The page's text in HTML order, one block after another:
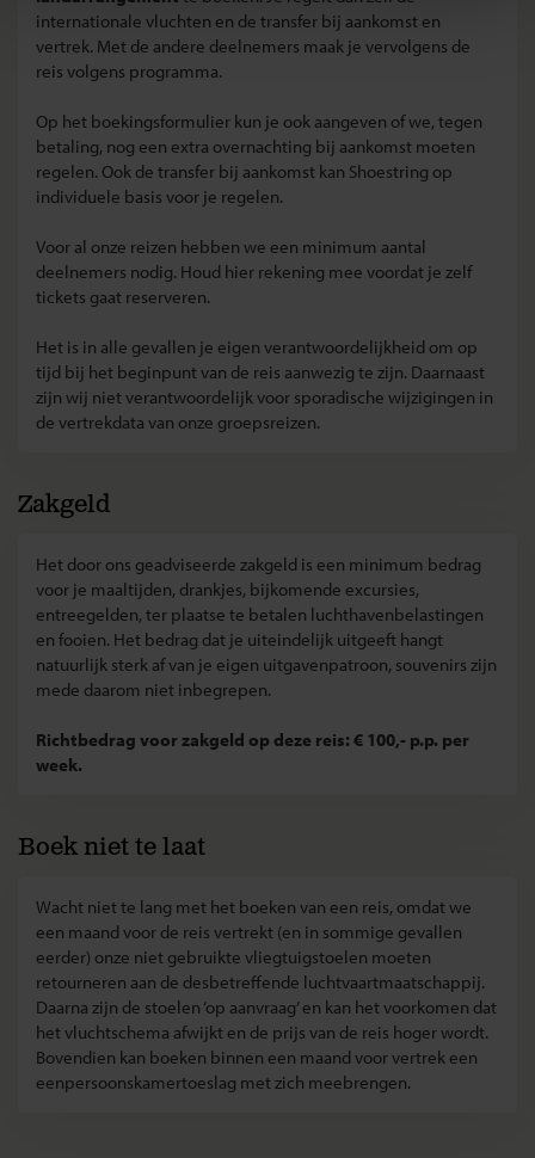
internationale vluchten en de transfer bij aankomst en
vertrek. Met de andere deelnemers maak je vervolgens de
reis volgens programma.
Op het boekingsformulier kun je ook aangeven of we, tegen
betaling, nog een extra overnachting bij aankomst moeten
regelen. Ook de transfer bij aankomst kan Shoestring op
individuele basis voor je regelen.
Voor al onze reizen hebben we een minimum aantal
deelnemers nodig. Houd hier rekening mee voordat je zelf
tickets gaat reserveren.
Het is in alle gevallen je eigen verantwoordelijkheid om op
tijd bij het beginpunt van de reis aanwezig te zijn. Daarnaast
zijn wij niet verantwoordelijk voor sporadische wijzigingen in
de vertrekdata van onze groepsreizen.
Zakgeld
Het door ons geadviseerde zakgeld is een minimum bedrag
voor je maaltijden, drankjes, bijkomende excursies,
entreegelden, ter plaatse te betalen luchthavenbelastingen
en fooien. Het bedrag dat je uiteindelijk uitgeeft hangt
natuurlijk sterk af van je eigen uitgavenpatroon, souvenirs zijn
mede daarom niet inbegrepen.
Richtbedrag voor zakgeld op deze reis: € 100,- p.p. per
week.
Boek niet te laat
Wacht niet te lang met het boeken van een reis, omdat we
een maand voor de reis vertrekt (en in sommige gevallen
eerder) onze niet gebruikte vliegtuigstoelen moeten
retourneren aan de desbetreffende luchtvaartmaatschappij.
Daarna zijn de stoelen ‘op aanvraag’ en kan het voorkomen dat
het vluchtschema afwijkt en de prijs van de reis hoger wordt.
Bovendien kan boeken binnen een maand voor vertrek een
eenpersoonskamertoeslag met zich meebrengen.